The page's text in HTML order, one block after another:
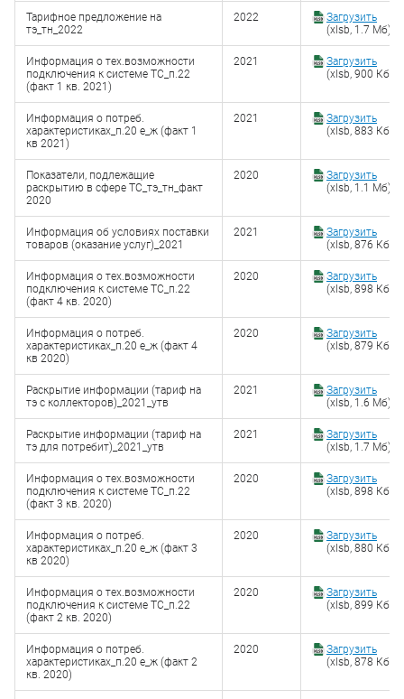
Тарифное предложение на
тэ_тн_2022
2022
Загрузить
(xlsb, 1.7 Мб)
Информация о тех.возможности
подключения к системе ТС_п.22
(факт 1 кв. 2021)
2021
Загрузить
(xlsb, 900 Кб)
Информация о потреб.
характеристиках_п.20 е_ж (факт 1
кв 2021)
2021
Загрузить
(xlsb, 883 Кб)
Показатели, подлежащие
раскрытию в сфере ТС_тэ_тн_факт
2020
2020
Загрузить
(xlsb, 1.1 Мб)
Информация об условиях поставки
товаров (оказание услуг)_2021
2021
Загрузить
(xlsb, 876 Кб)
Информация о тех.возможности
подключения к системе ТС_п.22
(факт 4 кв. 2020)
2020
Загрузить
(xlsb, 898 Кб)
Информация о потреб.
характеристиках_п.20 е_ж (факт 4
кв 2020)
2020
Загрузить
(xlsb, 879 Кб)
Раскрытие информации (тариф на
тэ с коллекторов)_2021_утв
2021
Загрузить
(xlsb, 1.6 Мб)
Раскрытие информации (тариф на
тэ для потребит)_2021_утв
2021
Загрузить
(xlsb, 1.7 Мб)
Информация о тех.возможности
подключения к системе ТС_п.22
(факт 3 кв. 2020)
2020
Загрузить
(xlsb, 898 Кб)
Информация о потреб.
характеристиках_п.20 е_ж (факт 3
кв 2020)
2020
Загрузить
(xlsb, 880 Кб)
Информация о тех.возможности
подключения к системе ТС_п.22
(факт 2 кв. 2020)
2020
Загрузить
(xlsb, 899 Кб)
Информация о потреб.
характеристиках_п.20 е_ж (факт 2
кв. 2020)
2020
Загрузить
(xlsb, 878 Кб)